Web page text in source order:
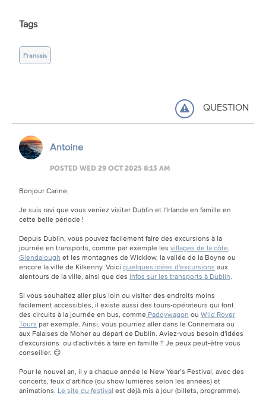
Tags
Francais
QUESTION
Antoine
POSTED WED 29 OCT 2025 8:13 AM
Bonjour Carine,
Je suis ravi que vous veniez visiter Dublin et l'Irlande en famille en
cette belle période !
Depuis Dublin, vous pouvez facilement faire des excursions à la
journée en transports, comme par exemple les villages de la côte,
Glendalough et les montagnes de Wicklow, la vallée de la Boyne ou
encore la ville de Kilkenny. Voici quelques idées d'excursions aux
alentours de la ville, ainsi que des infos sur les transports à Dublin.
Si vous souhaitez aller plus loin ou visiter des endroits moins
facilement accessibles, il existe aussi des tours-opérateurs qui font
des circuits à la journée en bus, comme Paddywagon ou Wild Rover
Tours par exemple. Ainsi, vous pourriez aller dans le Connemara ou
aux Falaises de Moher au départ de Dublin. Aviez-vous besoin d'idées
d'excursions ou d'activités à faire en famille ? Je peux peut-être vous
conseiller. 😊
Pour le nouvel an, il y a chaque année le New Year’s Festival, avec des
concerts, feux d’artifice (ou show lumières selon les années) et
animations. Le site du festival est déjà mis à jour (billets, programme).